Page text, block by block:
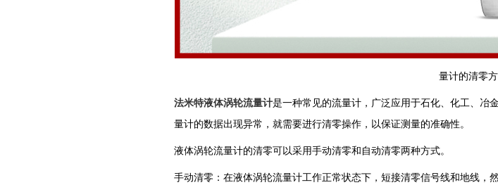
量计的清零
法米特液体涡轮流量计是一种常见的流量计，广泛应用于石化、化工、冶
量计的数据出现异常，就需要进行清零操作，以保证测量的准确性。
液体涡轮流量计的清零可以采用手动清零和自动清零两种方式。
手动清零：在液体涡轮流量计工作正常状态下，短接清零信号线和地线，